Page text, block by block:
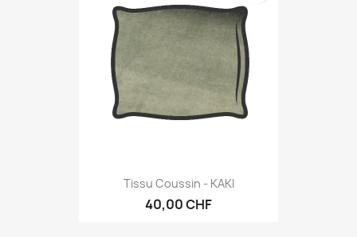
Tissu Coussin - KAKI
40,00 CHF